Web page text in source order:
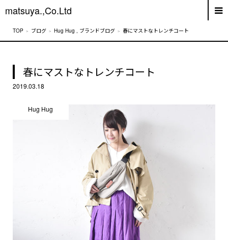
matsuya.,Co.Ltd
ブログ Hug Hug , ブランドブログ 春にマストなトレンチコート
春にマストなトレンチコート
2019.03.18
Hug Hug